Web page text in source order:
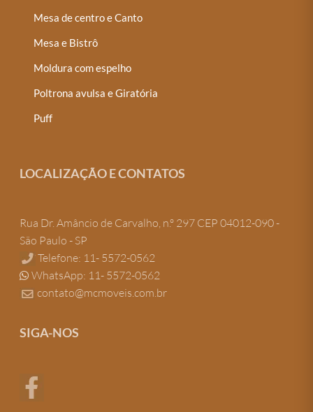
Mesa de centro e Canto
Mesa e Bistrô
Moldura com espelho
Poltrona avulsa e Giratória
Puff
LOCALIZAÇÃO E CONTATOS
Rua Dr. Amâncio de Carvalho, n.º 297 CEP 04012-090 -
São Paulo - SP
Telefone: 11- 5572-0562
WhatsApp: 11- 5572-0562
contato@mcmoveis.com.br
SIGA-NOS